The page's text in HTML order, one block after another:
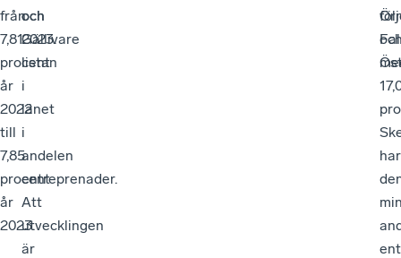
från
7,81
procent
år
2022
till
7,85
procent
år
2023.
och
Gällivare
listan
i
länet
i
andelen
entreprenader.
Att
utvecklingen
är
och
2023.
har